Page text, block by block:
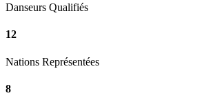
Danseurs Qualifiés
12
Nations Représentées
8